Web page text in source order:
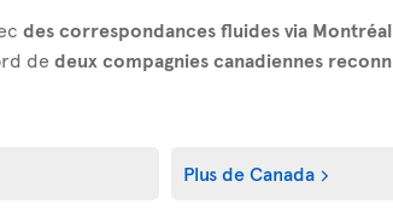
des correspondances fluides via
de deux compagnies canadiennes
Plus de Canada